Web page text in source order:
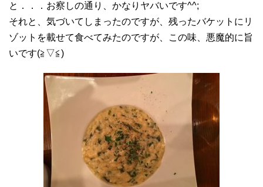
と．．．お察しの通り、かなりヤバいです^^;
それと、気づいてしまったのですが、残ったバケットにリ
ゾットを載せて食べてみたのですが、この味、悪魔的に旨
いです(≧▽≦)